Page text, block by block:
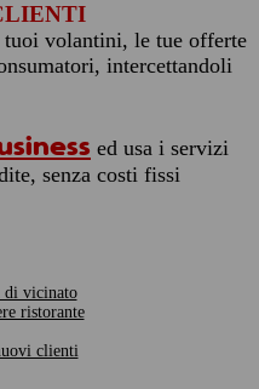
volantini, le tue offerte
intercettandoli
ed usa i servizi
senza costi fissi
di vicinato
ristorante
clienti